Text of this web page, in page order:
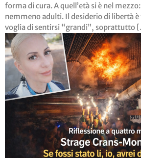
forma di cura. A quell’età si è nel
nemmeno adulti. Il desiderio di libertà
voglia di sentirsi “grandi”, soprattutto